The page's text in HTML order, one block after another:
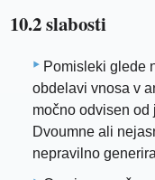
10.2 slabosti
Pomisleki glede
obdelavi vnosa v
močno odvisen
Dvoumne ali
nepravilno